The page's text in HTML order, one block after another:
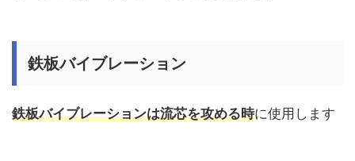
鉄板バイブレーション
鉄板バイブレーションは流芯を攻める時に使用します